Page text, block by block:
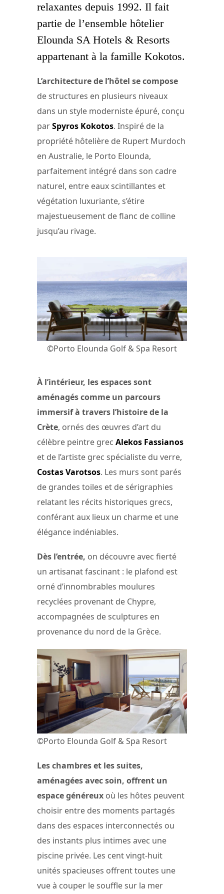
relaxantes depuis 1992. Il fait
partie de l’ensemble hôtelier
Elounda SA Hotels & Resorts
appartenant à la famille Kokotos.
L’architecture de l’hôtel se compose
de structures en plusieurs niveaux
dans un style moderniste épuré, conçu
parSpyros Kokotos. Inspiré de la
propriété hôtelière de Rupert Murdoch
en Australie, le Porto Elounda,
parfaitement intégré dans son cadre
naturel, entre eaux scintillantes et
végétation luxuriante, s’étire
majestueusement de flanc de colline
jusqu’au rivage.
©Porto Elounda Golf & Spa Resort
À l’intérieur, les espaces sont
aménagés comme un parcours
immersif à travers l’histoire de la
Crète, ornés des œuvres d’art du
célèbre peintre grec Alekos Fassianos
et de l’artiste grec spécialiste du verre,
Costas Varotsos. Les murs sont parés
de grandes toiles et de sérigraphies
relatant les récits historiques grecs,
conférant aux lieux un charme et une
élégance indéniables.
Dès l’entrée, on découvre avec fierté
un artisanat fascinant : le plafond est
orné d’innombrables moulures
recyclées provenant de Chypre,
accompagnées de sculptures en
provenance du nord de la Grèce.
©Porto Elounda Golf & Spa Resort
Les chambres et les suites,
aménagées avec soin, offrent un
espace généreux où les hôtes peuvent
choisir entre des moments partagés
dans des espaces interconnectés ou
des instants plus intimes avec une
piscine privée. Les cent vingt-huit
unités spacieuses offrent toutes une
vue à couper le souffle sur la mer